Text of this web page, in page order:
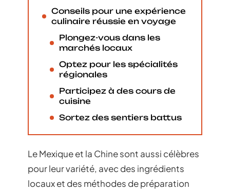
Conseils pour une expérience
culinaire réussie en voyage
Plongez-vous dans les
marchés locaux
Optez pour les spécialités
régionales
Participez à des cours de
cuisine
Sortez des sentiers battus
Le Mexique et la Chine sont aussi célèbres
pour leur variété, avec des ingrédients
locaux et des méthodes de préparation